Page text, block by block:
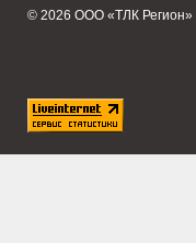
© 2026 ООО «ТЛК Регион»